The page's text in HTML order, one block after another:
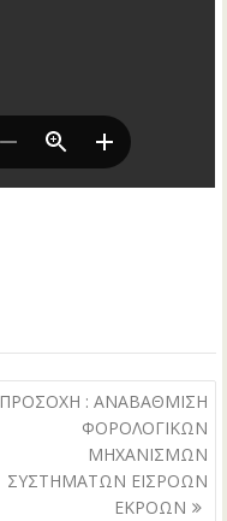
ΠΡΟΣΟΧΗ : ΑΝΑΒΑΘΜΙΣΗ
ΦΟΡΟΛΟΓΙΚΩΝ
ΜΗΧΑΝΙΣΜΩΝ
ΣΥΣΤΗΜΑΤΩΝ ΕΙΣΡΟΩΝ
ΕΚΡΟΩΝ